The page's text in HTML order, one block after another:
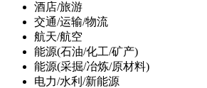
酒店/旅游
交通/运输/物流
航天/航空
能源(石油/化工/矿产)
能源(采掘/冶炼/原材料)
电力/水利/新能源